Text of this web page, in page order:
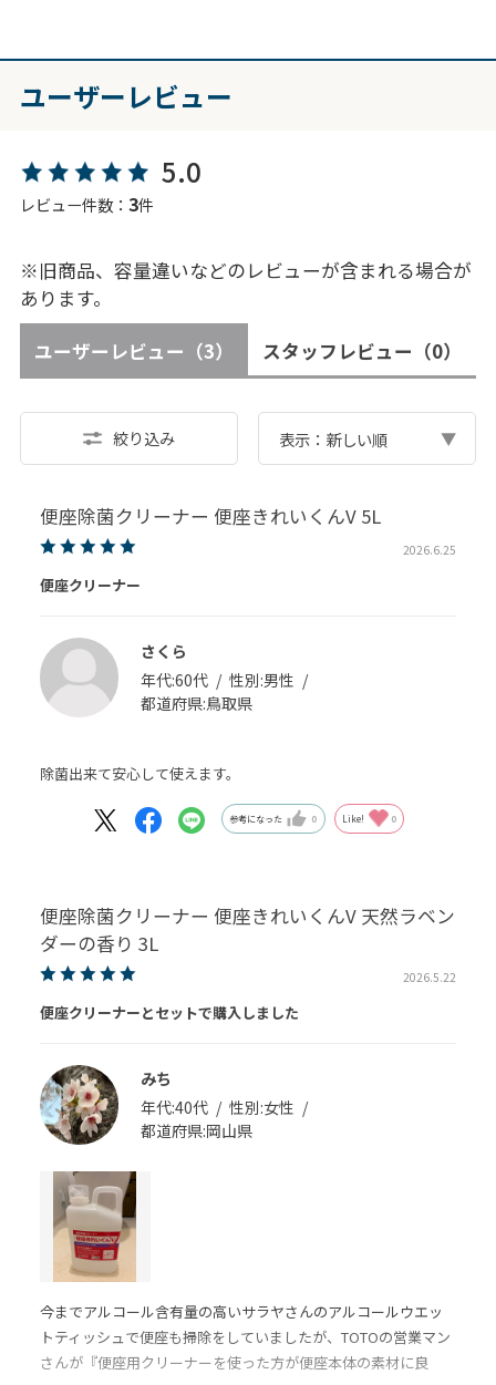
ユーザーレビュー
5.0
レビュー件数： 3件
※旧商品、容量違いなどのレビューが含まれる場合が
あります。
ユーザーレビュー （3） スタッフレビュー （0）
絞り込み 表示：新しい順
便座除菌クリーナー 便座きれいくんV 5L
2026.6.25
便座クリーナー
さくら
年代:60代 性別:男性
都道府県:鳥取県
除菌出来て安心して使えます。
参考になった 0 Like! 0
便座除菌クリーナー 便座きれいくんV 天然ラベン
ダーの香り 3L
2026.5.22
便座クリーナーとセットで購入しました
みち
年代:40代 性別:女性
都道府県:岡山県
今までアルコール含有量の高いサラヤさんのアルコールウエッ
トティッシュで便座も掃除をしていましたが、TOTOの営業マン
さんが『便座用クリーナーを使った方が便座本体の素材に良